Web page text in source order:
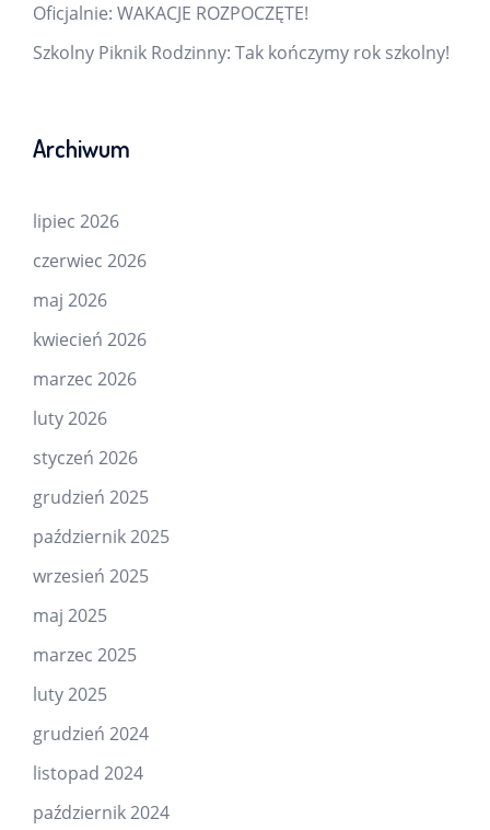
Oficjalnie: WAKACJE ROZPOCZĘTE!
Szkolny Piknik Rodzinny: Tak kończymy rok szkolny!
Archiwum
lipiec 2026
czerwiec 2026
maj 2026
kwiecień 2026
marzec 2026
luty 2026
styczeń 2026
grudzień 2025
październik 2025
wrzesień 2025
maj 2025
marzec 2025
luty 2025
grudzień 2024
listopad 2024
październik 2024